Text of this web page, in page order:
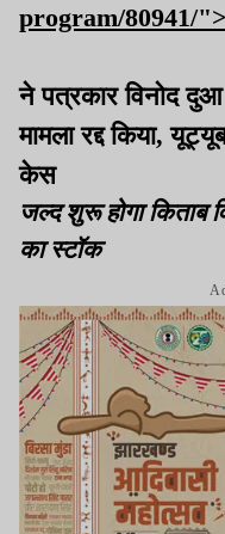
program/80941/
ने पत्रकार विनोद
मामला रद्द किया,
केस
जल्द शुरू होगा किताब
का स्टॉक